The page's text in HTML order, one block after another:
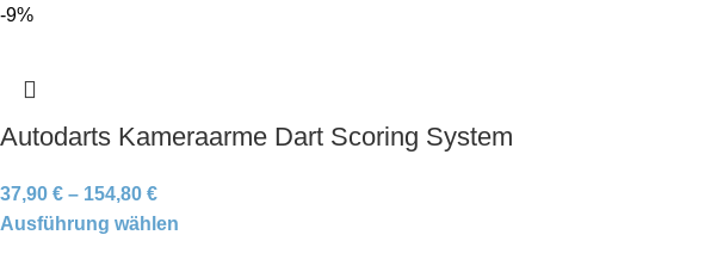
-9%
Autodarts Kameraarme Dart Scoring System
37,90 € – 154,80 €
Ausführung wählen